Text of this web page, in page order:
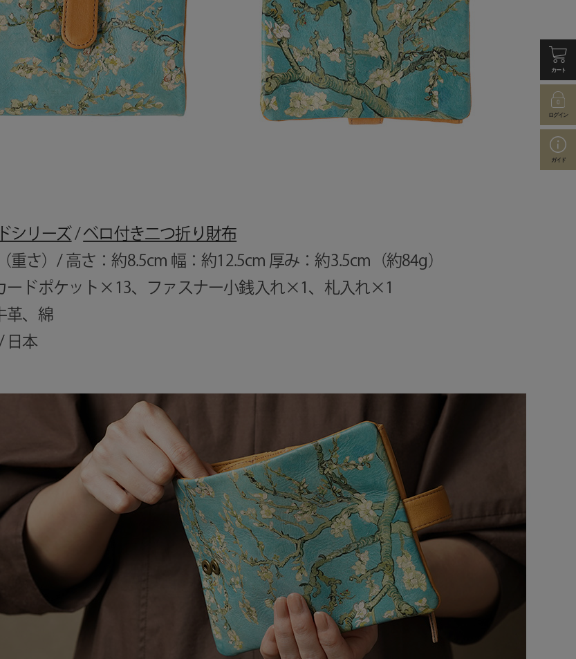
シリーズ/ ベロ付き二つ折り財布
重さ）/ 高さ：約8.5cm 幅：約12.5cm 厚み：約3.5cm（約84g）
ードポケット×13、ファスナー小銭入れ×1、札入れ×1
革、綿
日本
カート
ログイン
ガイド